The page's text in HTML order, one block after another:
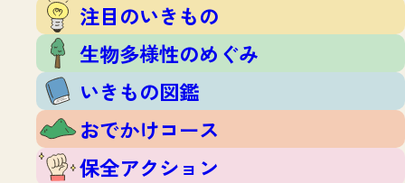
注目のいきもの
生物多様性のめぐみ
いきもの図鑑
おでかけコース
保全アクション